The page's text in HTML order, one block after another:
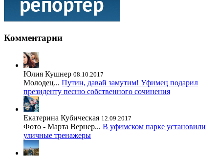
Комментарии
Юлия Кушнер 08.10.2017
Молодец... Путин, давай замутим! Уфимец подарил
президенту песню собственного сочинения
Екатерина Кубическая 12.09.2017
Фото - Марта Вернер... В уфимском парке установили
уличные тренажеры